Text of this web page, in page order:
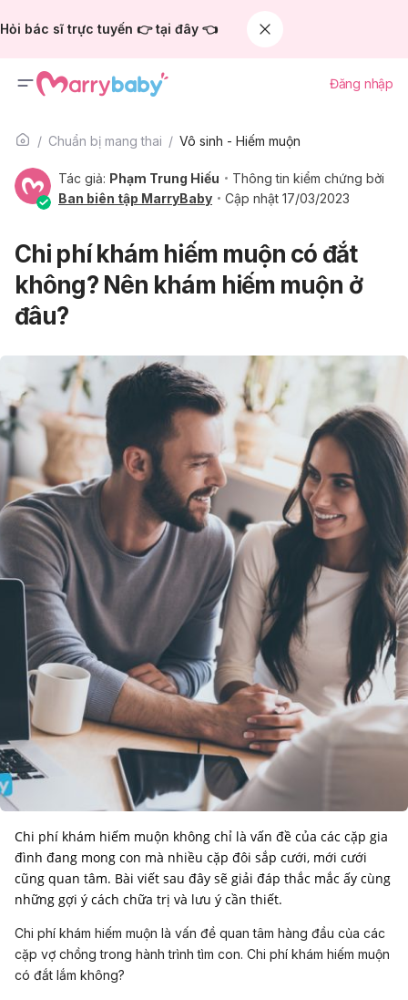
Hỏi bác sĩ trực tuyến 👉 tại đây 👈
Đăng nhập
Chuẩn bị mang thai Vô sinh - Hiếm muộn
Tác giả: Phạm Trung Hiếu
Thông tin kiểm chứng bởi
Ban biên tập MarryBaby
Cập nhật 17/03/2023
Chi phí khám hiếm muộn có đắt
không? Nên khám hiếm muộn ở
đâu?
Chi phí khám hiếm muộn không chỉ là vấn đề của các cặp gia
đình đang mong con mà nhiều cặp đôi sắp cưới, mới cưới
cũng quan tâm. Bài viết sau đây sẽ giải đáp thắc mắc ấy cùng
những gợi ý cách chữa trị và lưu ý cần thiết.
Chi phí khám hiếm muộn là vấn đề quan tâm hàng đầu của các
cặp vợ chồng trong hành trình tìm con. Chi phí khám hiếm muộn
có đắt lắm không?